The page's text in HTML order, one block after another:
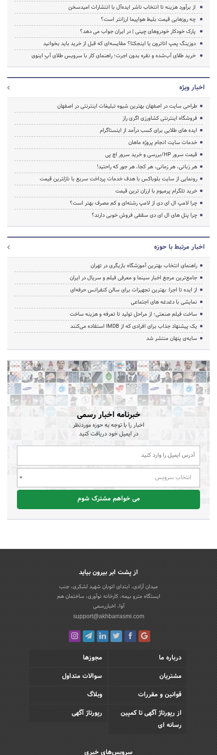
از برآورد هزینه تا انتخاب ناشر ایده‌آل با انتشارات امیدسخن
چه روزهایی قیمت بلیط هواپیما ارزانتر است؟
پارک خودکار خودروهای چینی | در ایران جواب می دهد؟
دوزینگ پمپ اتاترون یا اینجکتا؟ مقایسه‌ای که قبل از خرید باید بخوانید
خرید طلای آب‌شده و نقره بدون اجرت؛ راهنمای کار با سرویس طلای آپِ اینوی
اخبار ویژه
طراحی سایت در اصفهان بهترین شیوه تبلیغات اینترنتی در اصفهان
فروشگاه اینترنتی کشاورزی اگری راز
ایده های طلایی برای کسب درآمد از اینستاگرام
خدمات سایت انجام پروژه ماهان
قیمت سرور HP/بررسی و خرید سرور اچ پی
هر زبانی، هر زمانی، هر کجا، هر جور که راحتید!
رونمایی از سایت بلوباکس با هدف خدمات پرداخت سریع با نازلترین قیمت
خرید تلگرام پرمیوم با ارزان ترین قیمت
چرا لامپ ال ای دی از لامپ رشته‌ای و کم مصرف بهتر است؟
چرا پنل های ال ای دی سقفی فروش خوبی دارند؟
اخبار مرتبط با حوزه
راهنمای انتخاب بهترین آموزشگاه بازیگری در تهران
جامع‌ترین مرجع اخبار سینما و معرفی فیلم و سریال در ایران
از ایده تا اجرا: بهترین تجهیزات برای سالن کنفرانس حرفه‌ای
نمایشی با دغدغه های اجتماعی
ساخت فیلم صنعتی؛ از مراحل تولید تا تعرفه و هزینه ساخت
یک پیشنهاد جذاب برای افرادی که از IMDB استفاده می‌کنند
سایه‌ی پنهان منتشر شد
خبرنامه اخبار رسمی
اخبار را با توجه به حوزه موردنظر
در ایمیل خود دریافت کنید
انتخاب سرویس
می خواهم مشترک شوم
از پشت ابر بیرون بیاید
میدان آزادی، ابتدای اتوبان شهید لشکری، جنب
ایستگاه مترو بیمه، کارخانه نوآوری، ساختمان هم
آوا، اخباررسمی
support@akhbarrasmi.com
درباره ما
مجوزها
مشتریان
سوالات متداول
قوانین و مقررات
وبلاگ
از رپورتاژ آگهی تا کمپین
رسانه ای
رپورتاژ آگهی
سرویس‌های خبری